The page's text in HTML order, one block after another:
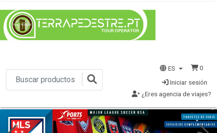
ES
0
Iniciar sesión
¿Eres agencia de viajes?